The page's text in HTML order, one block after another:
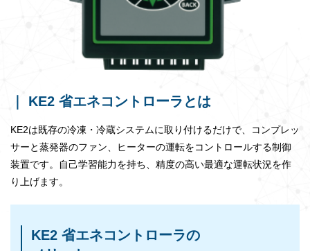
｜ KE2 省エネコントローラとは
KE2は既存の冷凍・冷蔵システムに取り付けるだけで、コンプレッ
サーと蒸発器のファン、ヒーターの運転をコントロールする制御
装置です。自己学習能力を持ち、精度の高い最適な運転状況を作
り上げます。
KE2 省エネコントローラの